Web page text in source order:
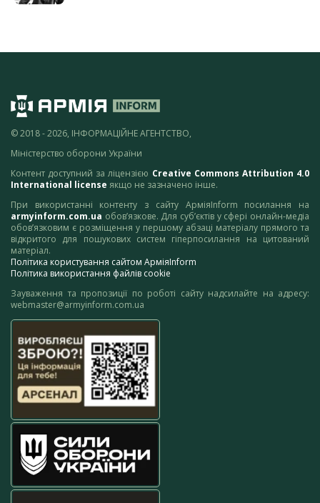
© 2018 - 2026, ІНФОРМАЦІЙНЕ АГЕНТСТВО,
Міністерство оборони України
Контент доступний за ліцензією Creative Commons Attribution 4.0
International license якщо не зазначено інше.
При використанні контенту з сайту АрміяInform посилання на
armyinform.com.ua обов’язкове. Для суб’єктів у сфері онлайн-медіа
обов’язковим є розміщення у першому абзаці матеріалу прямого та
відкритого для пошукових систем гіперпосилання на цитований
матеріал.
Політика користування сайтом АрміяInform
Політика використання файлів cookie
Зауваження та пропозиції по роботі сайту надсилайте на адресу:
webmaster@armyinform.com.ua